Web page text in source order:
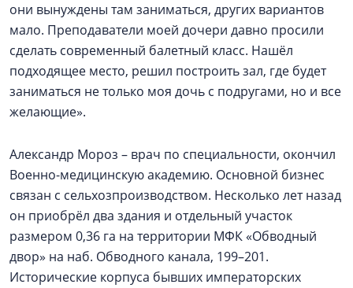
они вынуждены там заниматься, других вариантов
мало. Преподаватели моей дочери давно просили
сделать современный балетный класс. Нашёл
подходящее место, решил построить зал, где будет
заниматься не только моя дочь с подругами, но и все
желающие».
Александр Мороз – врач по специальности, окончил
Военно-медицинскую академию. Основной бизнес
связан с сельхозпроизводством. Несколько лет назад
он приобрёл два здания и отдельный участок
размером 0,36 га на территории МФК «Обводный
двор» на наб. Обводного канала, 199–201.
Исторические корпуса бывших императорских